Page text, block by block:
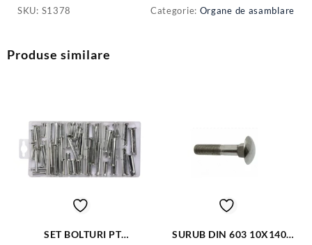
SKU: S1378 Categorie: Organe de asamblare
Produse similare
SET BOLTURI PT
SURUB DIN 603 10X140